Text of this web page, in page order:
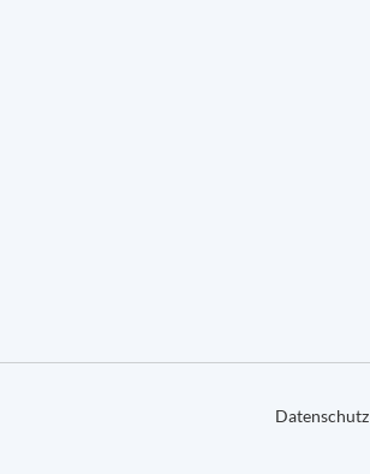
Datenschutz